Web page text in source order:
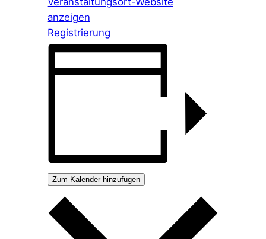
anzeigen
Registrierung
Zum Kalender hinzufügen